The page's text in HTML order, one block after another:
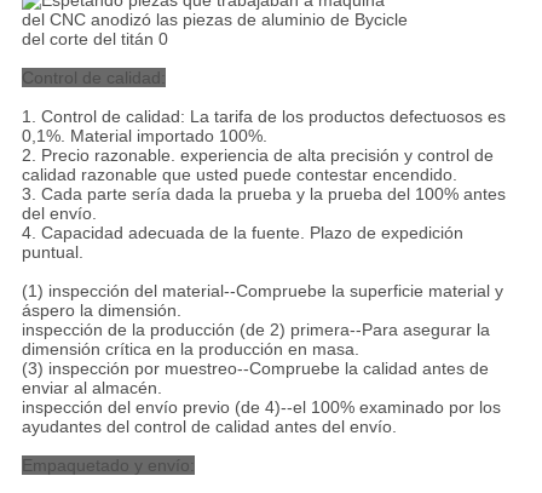
Control de calidad:
1. Control de calidad: La tarifa de los productos defectuosos es
0,1%. Material importado 100%.
2. Precio razonable. experiencia de alta precisión y control de
calidad razonable que usted puede contestar encendido.
3. Cada parte sería dada la prueba y la prueba del 100% antes
del envío.
4. Capacidad adecuada de la fuente. Plazo de expedición
puntual.
(1) inspección del material--Compruebe la superficie material y
áspero la dimensión.
inspección de la producción (de 2) primera--Para asegurar la
dimensión crítica en la producción en masa.
(3) inspección por muestreo--Compruebe la calidad antes de
enviar al almacén.
inspección del envío previo (de 4)--el 100% examinado por los
ayudantes del control de calidad antes del envío.
Empaquetado y envío: